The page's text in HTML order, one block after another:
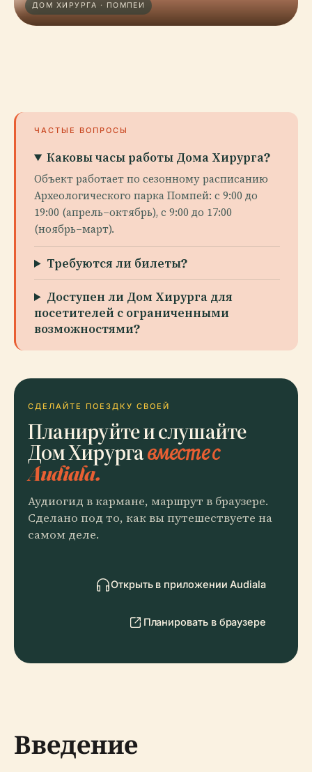
ДОМ ХИРУРГА · ПОМПЕИ
ЧАСТЫЕ ВОПРОСЫ
Каковы часы работы Дома Хирурга?
Объект работает по сезонному расписанию
Археологического парка Помпей: с 9:00 до
19:00 (апрель–октябрь), с 9:00 до 17:00
(ноябрь–март).
Требуются ли билеты?
Доступен ли Дом Хирурга для
посетителей с ограниченными
возможностями?
СДЕЛАЙТЕ ПОЕЗДКУ СВОЕЙ
Планируйте и слушайте
Дом Хирургавместе с
Audiala.
Аудиогид в кармане, маршрут в браузере.
Сделано под то, как вы путешествуете на
самом деле.
Открыть в приложении Audiala
Планировать в браузере
Введение